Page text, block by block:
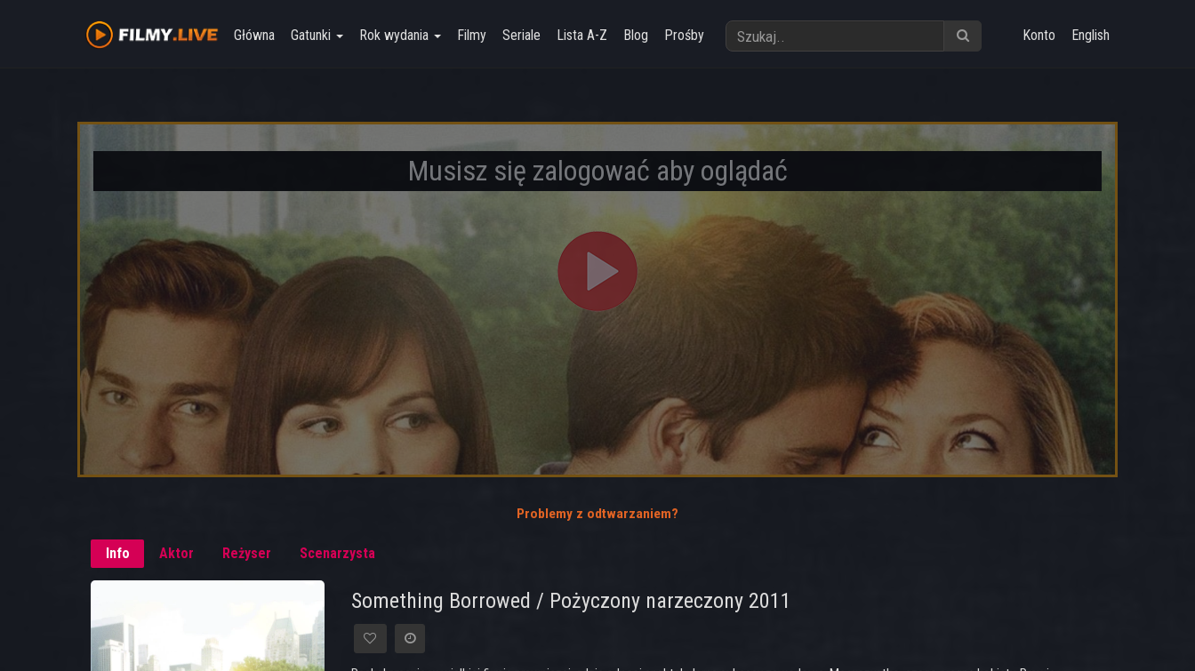
Główna Gatunki Rok wydania Filmy Seriale Lista A-Z Blog Prośby Konto English
Musisz się zalogować aby oglądać
Problemy z odtwarzaniem?
Info Aktor Reżyser Scenarzysta
Something Borrowed / Pożyczony narzeczony 2011